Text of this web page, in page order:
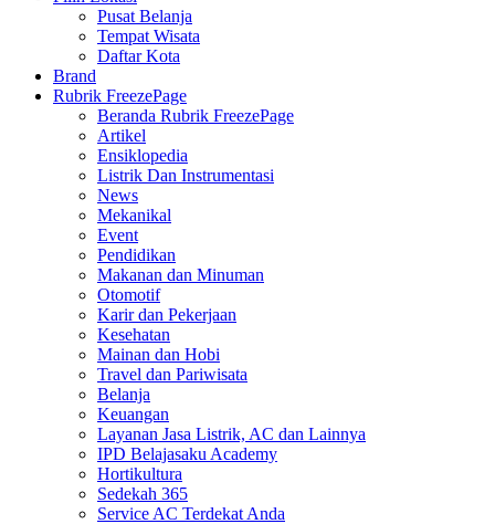
Pusat Belanja
Tempat Wisata
Daftar Kota
Brand
Rubrik FreezePage
Beranda Rubrik FreezePage
Artikel
Ensiklopedia
Listrik Dan Instrumentasi
News
Mekanikal
Event
Pendidikan
Makanan dan Minuman
Otomotif
Karir dan Pekerjaan
Kesehatan
Mainan dan Hobi
Travel dan Pariwisata
Belanja
Keuangan
Layanan Jasa Listrik, AC dan Lainnya
IPD Belajasaku Academy
Hortikultura
Sedekah 365
Service AC Terdekat Anda